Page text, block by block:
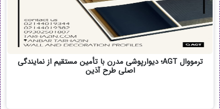
ترمووال AGT؛ دیوارپوشی مدرن با تأمین مستقیم از نمایندگی
اصلی طرح آذین